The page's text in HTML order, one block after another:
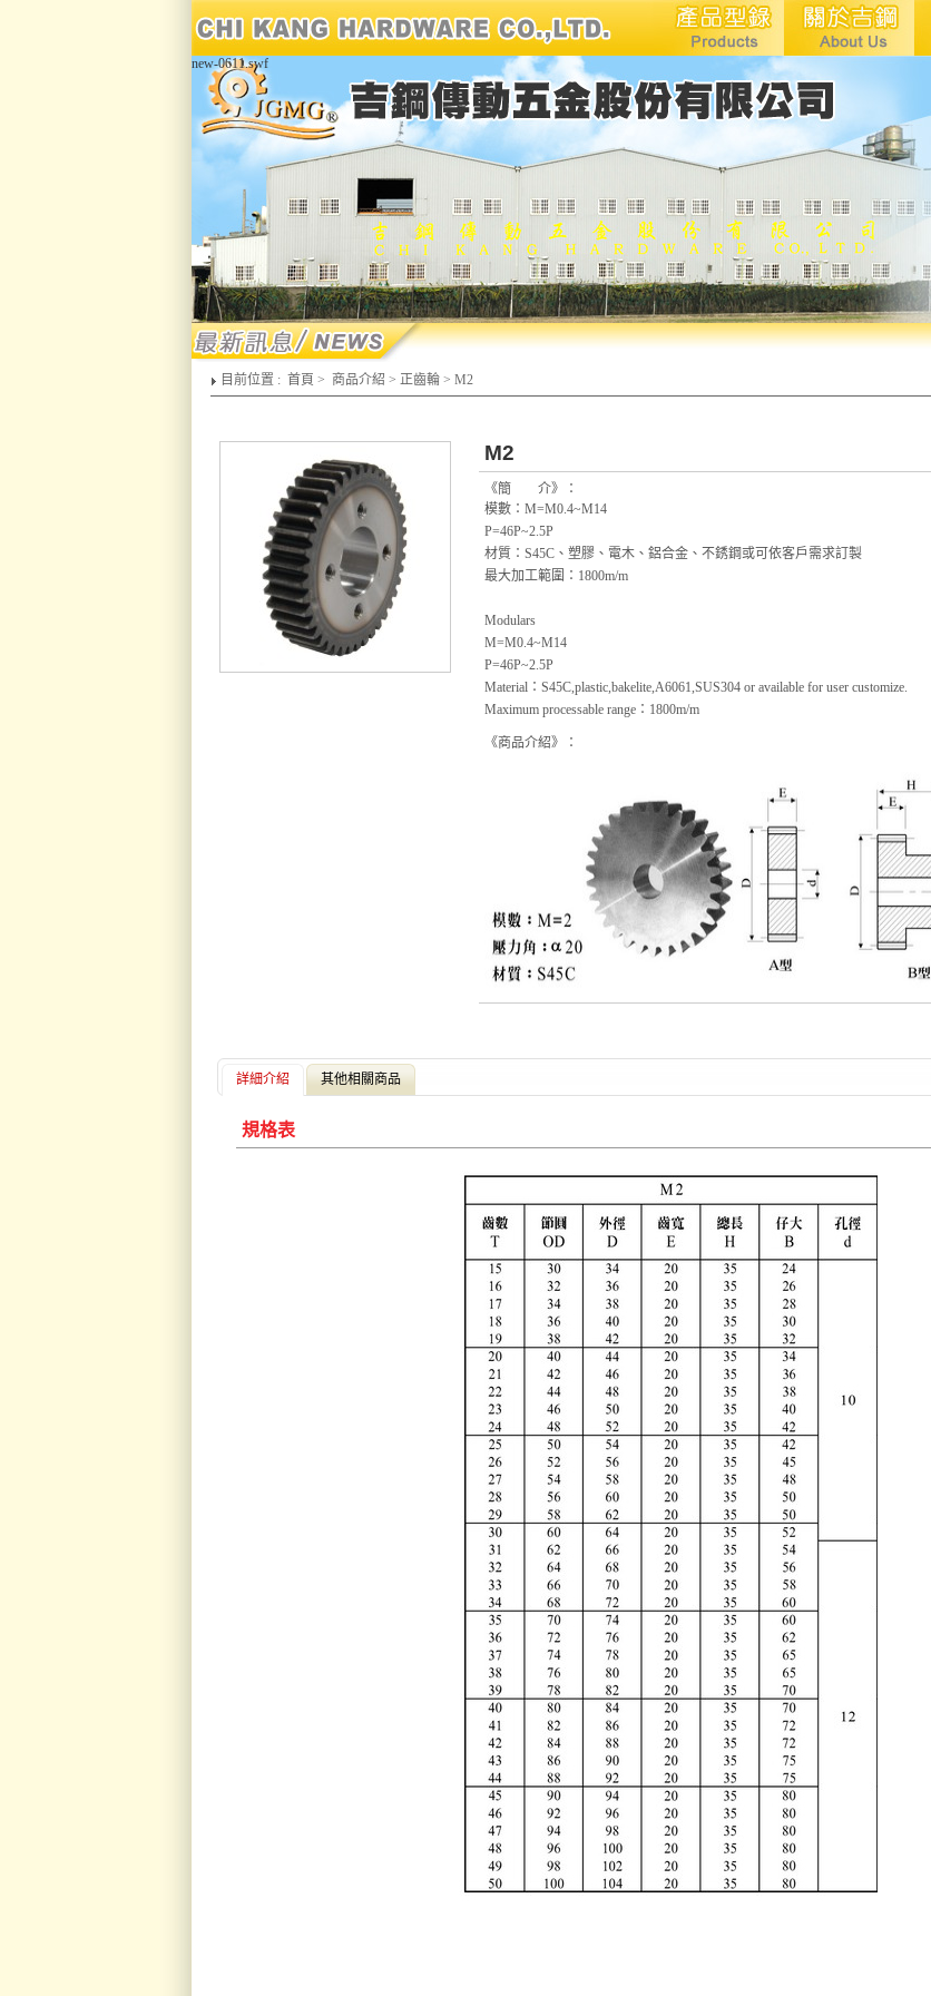
new-0611.swf
目前位置 : 首頁 > 商品介紹 > 正齒輪 > M2
M2
《簡 介》：
模數：M=M0.4~M14
P=46P~2.5P
材質：S45C、塑膠、電木、鋁合金、不銹鋼或可依客戶需求訂製
最大加工範圍：1800m/m
Modulars
M=M0.4~M14
P=46P~2.5P
Material：S45C,plastic,bakelite,A6061,SUS304 or available for user customize.
Maximum processable range：1800m/m
《商品介紹》：
詳細介紹 其他相關商品
規格表